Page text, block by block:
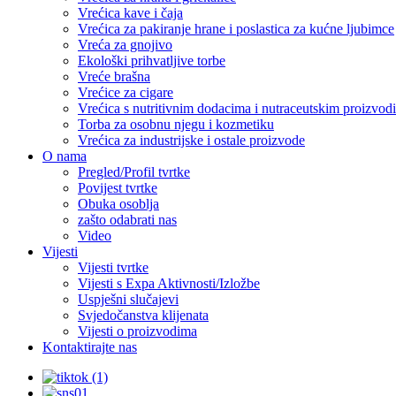
Vrećica kave i čaja
Vrećica za pakiranje hrane i poslastica za kućne ljubimce
Vreća za gnojivo
Ekološki prihvatljive torbe
Vreće brašna
Vrećice za cigare
Vrećica s nutritivnim dodacima i nutraceutskim
Torba za osobnu njegu i kozmetiku
Vrećica za industrijske i ostale proizvode
O nama
Pregled/Profil tvrtke
Povijest tvrtke
Obuka osoblja
zašto odabrati nas
Video
Vijesti
Vijesti tvrtke
Vijesti s Expa Aktivnosti/Izložbe
Uspješni slučajevi
Svjedočanstva klijenata
Vijesti o proizvodima
Kontaktirajte nas